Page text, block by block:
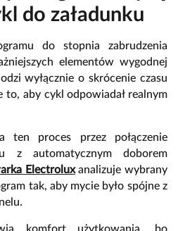
do załadunku
do stopnia zabrudzenia
elementów wygodnej
wyłącznie o skrócenie czasu
to, aby cykl odpowiadał realnym
ten proces przez połączenie
z automatycznym doborem
Electroluxanalizuje wybrany
tak, aby mycie było spójne z